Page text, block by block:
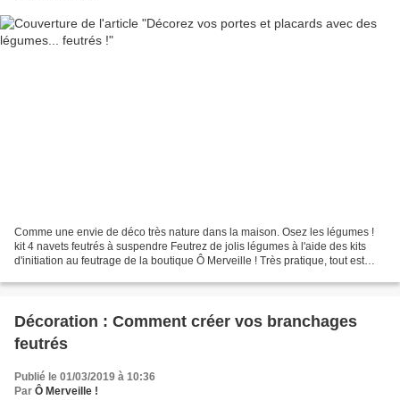
Comme une envie de déco très nature dans la maison. Osez les légumes !
kit 4 navets feutrés à suspendre Feutrez de jolis légumes à l'aide des kits
d'initiation au feutrage de la boutique Ô Merveille ! Très pratique, tout est
Décoration : Comment créer vos branchages
feutrés
Publié le 01/03/2019 à 10:36
Par Ô Merveille !